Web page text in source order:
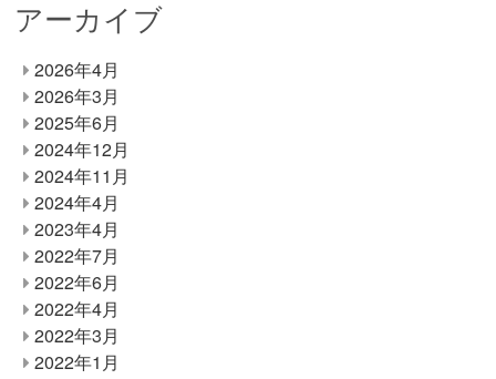
アーカイブ
2026年4月
2026年3月
2025年6月
2024年12月
2024年11月
2024年4月
2023年4月
2022年7月
2022年6月
2022年4月
2022年3月
2022年1月